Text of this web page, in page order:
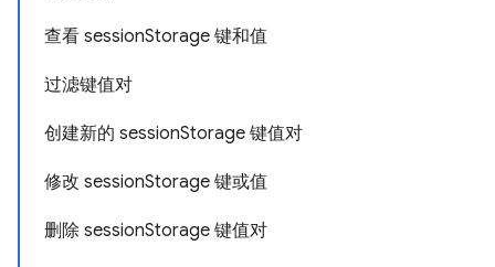
查看 sessionStorage 键和值
过滤键值对
创建新的 sessionStorage 键值对
修改 sessionStorage 键或值
删除 sessionStorage 键值对